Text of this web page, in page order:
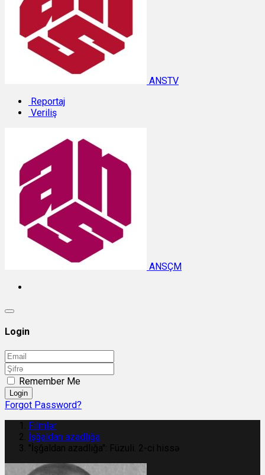
ANSTV
Reportaj
Veriliş
ANSÇM
Login
Remember Me
Login
Forgot Password?
Filmlər
İşğaldan azadlığa
"İşğaldan azadlığa": Füzuli. 2-ci hissə